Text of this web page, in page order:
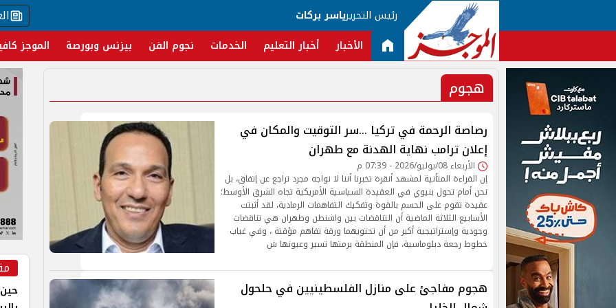
رئيس التحريرياسر بركات
الأخبار أخبار التعليم الخدمات نجوم الفن بيزنس وبورصة الموجز
هجوم
رصاصة الرحمة في تركيا ...سر التوقيت والمكان في
إعلان ترامب نهاية الهدنة مع طهران
الأربعاء 08/يوليو/2026 - 07:39 م
إن القراءة المتأنية لمشهد أنقرة تخبرنا أننا لا نواجه مجرد تراجع عن إتفاق، بل
نحن أمام تحول بنيوي في العقيدة السياسية الأمريكية تجاه الشرق الأوسط؛
عقيدة تقوم على الحسم بالقوة وتفكيك التفاهمات الرمادية، لقد أثبتت
الأسابيع الثلاثة الماضية أن التناقضات بين واشنطن وطهران هي تناقضات
وجودية وإستراتيجية أكبر من أن تحتويهما ورقة تفاهم مؤقتة ، وفي غياب
خطوط رجعة دبلوماسية، فإن المنطقة برمتها تسير وعيونها ش
هجوم مفاجئ على منازل الفلسطينيين في حلحول